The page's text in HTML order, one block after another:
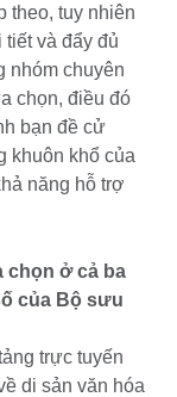
theo, tuy nhiên
và đẩy đủ
nhóm chuyên
chọn, điều đó
bạn đề cử
khuôn khổ của
năng hỗ trợ
chọn ở cả ba
của Bộ sưu
trực tuyến
di sản văn hóa